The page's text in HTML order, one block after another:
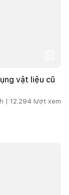
vật liệu cũ
| 12.294 lượt xem